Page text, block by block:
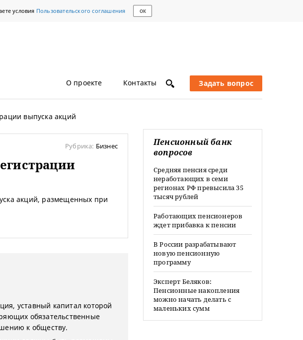
условия Пользовательского соглашения ОК
О проекте Контакты Задать вопрос
выпуска акций
Рубрика: Бизнес
акций, размещенных при
уставный капитал которой
обязательственные
к обществу.
Пенсионный банк
вопросов
Средняя пенсия среди
неработающих в семи
регионах РФ превысила 35
тысяч рублей
Работающих пенсионеров
ждет прибавка к пенсии
В России разрабатывают
новую пенсионную
программу
Эксперт Беляков:
Пенсионные накопления
можно начать делать с
маленьких сумм